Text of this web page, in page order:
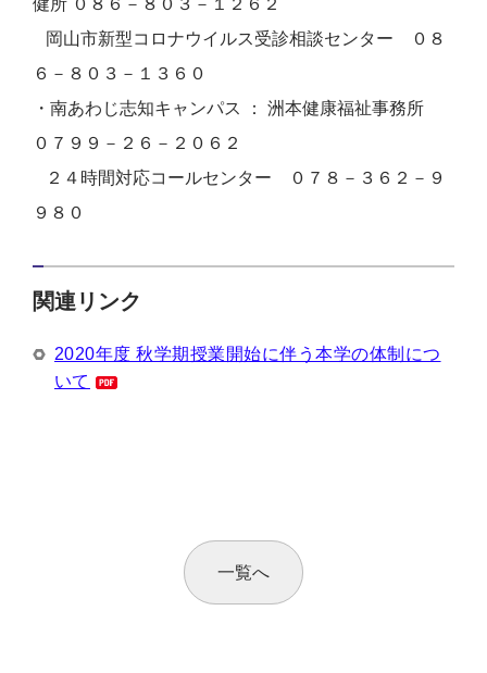
健所 ０８６－８０３－１２６２
岡山市新型コロナウイルス受診相談センター ０８
６－８０３－１３６０
・南あわじ志知キャンパス ： 洲本健康福祉事務所
０７９９－２６－２０６２
２４時間対応コールセンター ０７８－３６２－９
９８０
関連リンク
2020年度 秋学期授業開始に伴う本学の体制につ
いて
一覧へ